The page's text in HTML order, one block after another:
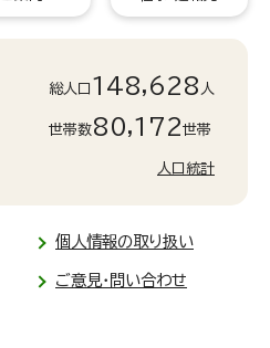
総人口 148,628 人
世帯数80,172世帯
人口統計
個人情報の取り扱い
ご意見・問い合わせ